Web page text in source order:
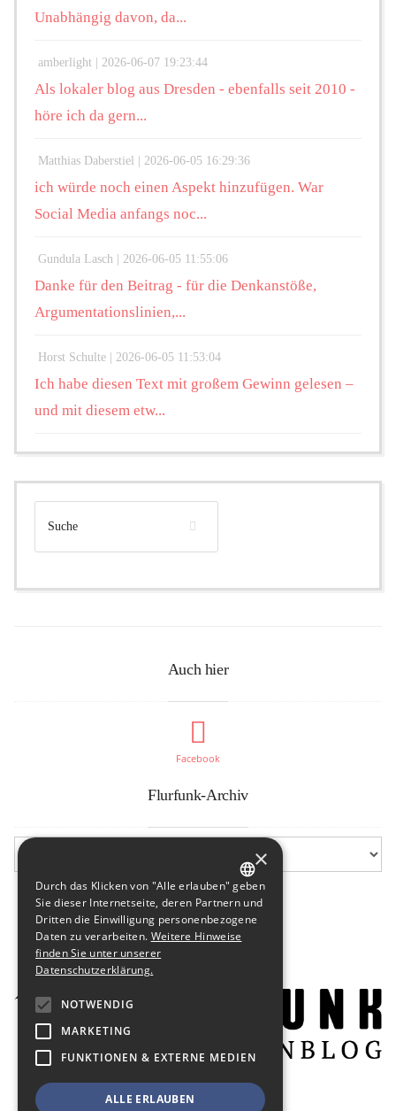
Unabhängig davon, da...
amberlight | 2026-06-07 19:23:44
Als lokaler blog aus Dresden - ebenfalls seit 2010 -
höre ich da gern...
Matthias Daberstiel | 2026-06-05 16:29:36
ich würde noch einen Aspekt hinzufügen. War
Social Media anfangs noc...
Gundula Lasch | 2026-06-05 11:55:06
Danke für den Beitrag - für die Denkanstöße,
Argumentationslinien,...
Horst Schulte | 2026-06-05 11:53:04
Ich habe diesen Text mit großem Gewinn gelesen –
und mit diesem etw...
Auch hier
Facebook
Flurfunk-Archiv
GERMAN
ENGLISH
×
Durch das Klicken von "Alle erlauben" geben
Sie dieser Internetseite, deren Partnern und
Dritten die Einwilligung personenbezogene
Daten zu verarbeiten. Weitere Hinweise
finden Sie unter unserer
Datenschutzerklärung.
NOTWENDIG
MARKETING
FUNKTIONEN & EXTERNE MEDIEN
ALLE ERLAUBEN